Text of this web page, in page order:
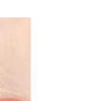
cường trực